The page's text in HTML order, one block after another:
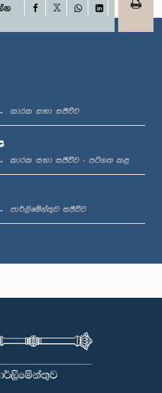
Facebook
WhatsApp
LinkedIn
කාරක සභා සජීවීව
කාරක සභා සජීවීව - පටිගත කළ
පාර්ලිමේන්තුව සජීවීව